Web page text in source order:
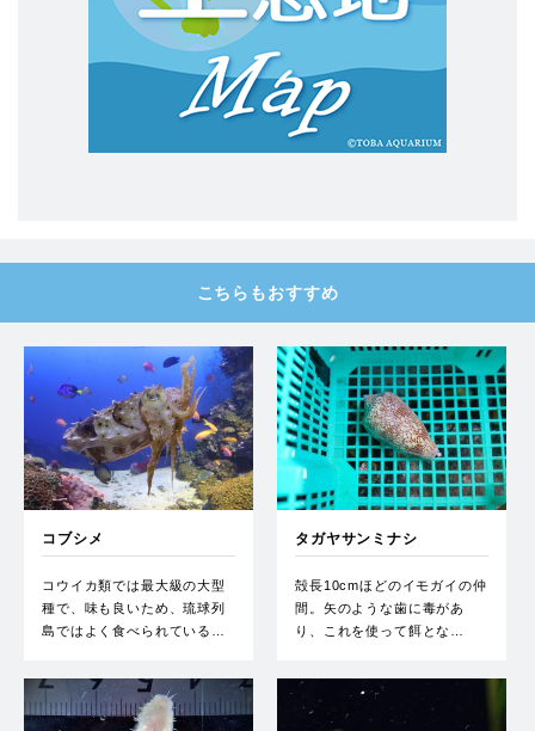
こちらもおすすめ
コブシメ
コウイカ類では最大級の大型
種で、味も良いため、琉球列
島ではよく食べられている…
タガヤサンミナシ
殻長10cmほどのイモガイの仲
間。矢のような歯に毒があ
り、これを使って餌とな…